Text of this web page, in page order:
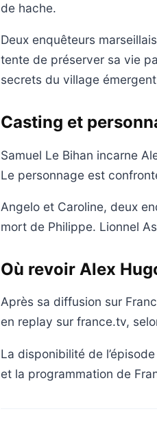
de hache.
Deux enquêteurs
tente de préserver sa vie
secrets du village
Casting et
Samuel Le Bihan incarne
Le personnage est
Angelo et Caroline, deux
mort de Philippe. Lionnel
Où revoir Alex
Après sa diffusion sur
en replay sur france.tv,
La disponibilité de
et la programmation de